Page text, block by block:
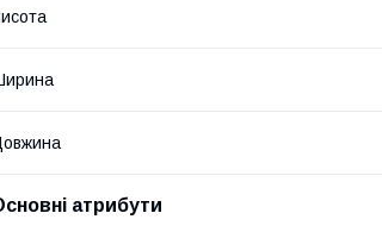
атрибути